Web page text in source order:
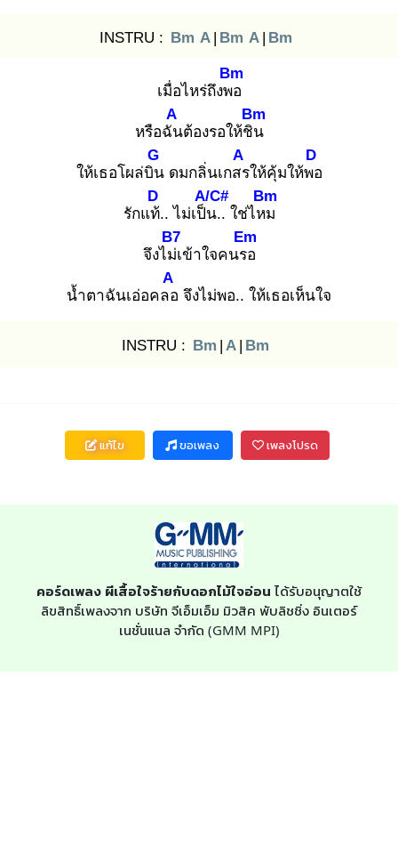
INSTRU : Bm A | Bm A | Bm
เมื่อไหร่ถึงพอ
Bm
หรือฉัน
A
ต้องรอให้ชิน
Bm
ให้เธอโผล่บิน
G
ดมกลิ่นเกสร
A
ให้คุ้มให้พอ
D
รักแท้.
D
. ไม่เป็น
A/C#
.. ใช่ไหม
Bm
จึงไม่เ
B7
ข้าใจคนรอ
Em
น้ำตาฉันเอ่อคลอ
A
จึงไม่พอ.. ให้เธอเห็นใจ
INSTRU : Bm | A | Bm
แก้ไข ขอเพลง เพลงโปรด
คอร์ดเพลง ผีเสื้อใจร้ายกับดอกไม้ใจอ่อน ได้รับอนุญาตใช้
ลิขสิทธิ์เพลงจาก บริษัท จีเอ็มเอ็ม มิวสิค พับลิชชิ่ง อินเตอร์
เนชั่นแนล จำกัด (GMM MPI)